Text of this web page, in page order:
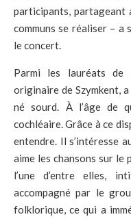
participants, partageant
communs se réaliser – a
le concert.
Parmi les lauréats de
originaire de Szymkent,
né sourd. À l’âge de
cochléaire. Grâce à ce
entendre. Il s’intéresse
aime les chansons sur
l’une d’entre elles,
accompagné par le
folklorique, ce qui a